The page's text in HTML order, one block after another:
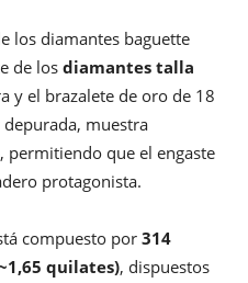
los diamantes baguette
de losdiamantes talla
y el brazalete de oro de 18
depurada, muestra
permitiendo que el engaste
protagonista.
compuesto por 314
quilates), dispuestos